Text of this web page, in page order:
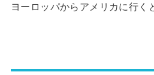
ヨーロッパからアメリカに行く